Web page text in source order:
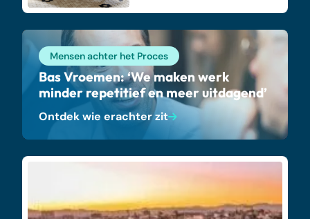
Mensen achter het Proces
Bas Vroemen: ‘We maken werk
minder repetitief en meer uitdagend’
Ontdek wie erachter zit